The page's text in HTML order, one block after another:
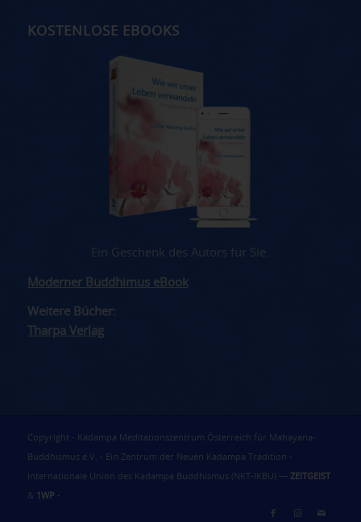
KOSTENLOSE EBOOKS
Ein Geschenk des Autors für Sie.
Moderner Buddhimus eBook
Weitere Bücher:
Tharpa Verlag
Copyright - Kadampa Meditationszentrum Österreich für Mahayana-
Buddhismus e.V. - Ein Zentrum der Neuen Kadampa Tradition -
Internationale Union des Kadampa Buddhismus (NKT-IKBU) — ZEITGEIST
& 1WP -